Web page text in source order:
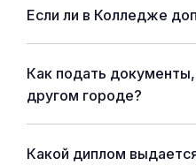
Если ли в Колледже
Как подать
другом городе?
Какой диплом